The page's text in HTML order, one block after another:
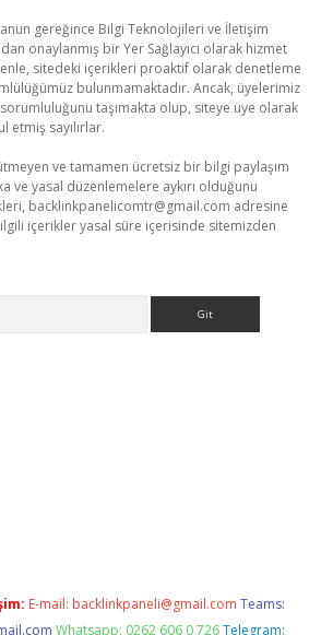
gereğince Bilgi Teknolojileri ve İletişim
onaylanmış bir Yer Sağlayıcı olarak hizmet
sitedeki içerikleri proaktif olarak denetleme
bulunmamaktadır. Ancak, üyelerimiz
taşımakta olup, siteye üye olarak
etmiş sayılırlar.
ve tamamen ücretsiz bir bilgi paylaşım
ve yasal düzenlemelere aykırı olduğunu
backlinkpanelicomtr@gmail.com adresine
içerikler yasal süre içerisinde sitemizden
E-mail: backlinkpaneli@gmail.com Teams:
Whatsapp: 0262 606 0 726 Telegram: